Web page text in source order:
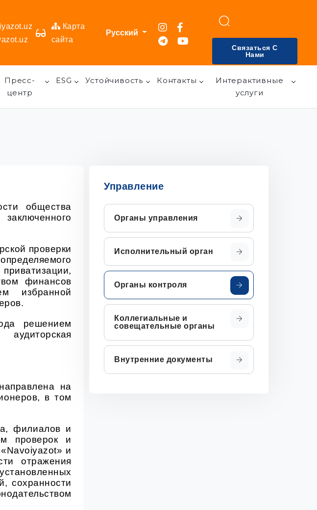
Карта
сайта
Русский
Связаться С
Нами
Пресс-
центр
ESG Устойчивость Контакты
Интерактивные
услуги
общества
проверки
финансов
избранной
решением
на
в том
филиалов и
проверок и
«Navoiyazot» и
отражения
сохранности
Управление
Органы управления
Исполнительный орган
Органы контроля
Коллегиальные и
совещательные органы
Внутренние документы